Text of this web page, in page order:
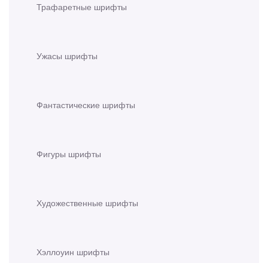
Трафаретные шрифты
Ужасы шрифты
Фантастические шрифты
Фигуры шрифты
Художественные шрифты
Хэллоуин шрифты